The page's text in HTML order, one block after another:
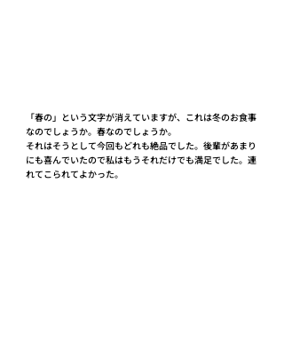
「春の」という文字が消えていますが、これは冬のお食事
なのでしょうか。春なのでしょうか。
それはそうとして今回もどれも絶品でした。後輩があまり
にも喜んでいたので私はもうそれだけでも満足でした。連
れてこられてよかった。